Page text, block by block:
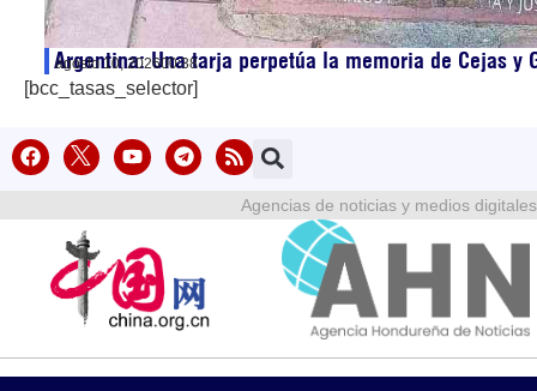
Argentina: Una tarja perpetúa la memoria de Cejas y
agosto 10, 202600:38
[bcc_tasas_selector]
Agencias de noticias y medios digitales